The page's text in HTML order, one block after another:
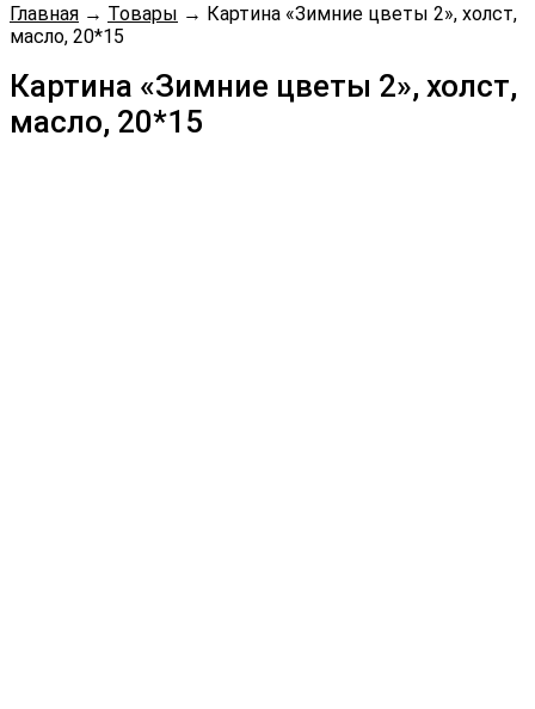
Главная → Товары → Картина «Зимние цветы 2», холст,
масло, 20*15
Картина «Зимние цветы 2», холст,
масло, 20*15